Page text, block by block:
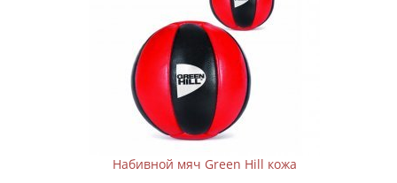
Набивной мяч Green Hill кожа